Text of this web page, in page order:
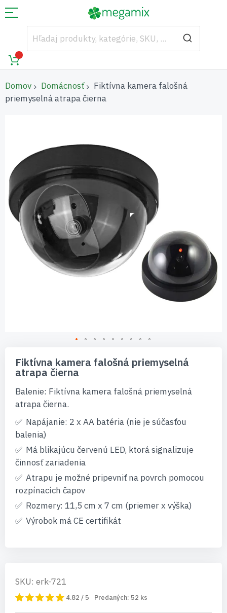
Domov Domácnosť
Fiktívna kamera falošná
priemyselná atrapa čierna
obrázkov
začiatok
galérie
Fiktívna kamera falošná priemyselná
atrapa čierna
Balenie: Fiktívna kamera falošná priemyselná
atrapa čierna.
Napájanie: 2 x AA batéria (nie je súčasťou
balenia)
Má blikajúcu červenú LED, ktorá signalizuje
činnosť zariadenia
Atrapu je možné pripevniť na povrch pomocou
rozpínacích čapov
Rozmery: 11,5 cm x 7 cm (priemer x výška)
Výrobok má CE certifikát
SKU: erk-721
4.82 / 5 Predaných: 52 ks